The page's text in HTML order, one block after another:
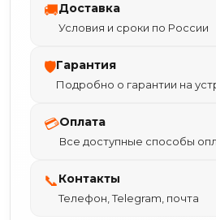
🚚Доставка
Условия и сроки по России
🛡Гарантия
Подробно о гарантии на
💳Оплата
Все доступные способы
📞Контакты
Телефон, Telegram, почта